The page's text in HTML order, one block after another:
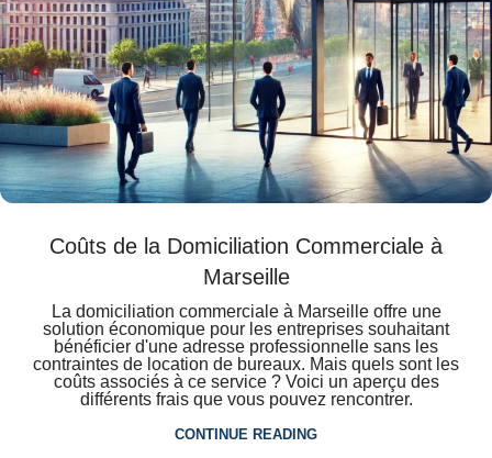
Coûts de la Domiciliation Commerciale à
Marseille
La domiciliation commerciale à Marseille offre une
solution économique pour les entreprises souhaitant
bénéficier d'une adresse professionnelle sans les
contraintes de location de bureaux. Mais quels sont les
coûts associés à ce service ? Voici un aperçu des
différents frais que vous pouvez rencontrer.
CONTINUE READING